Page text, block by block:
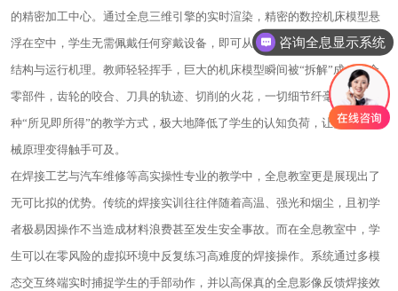
的精密加工中心。通过全息三维引擎的实时渲染，精密的数控机床模型悬
浮在空中，学生无需佩戴任何穿戴设备，即可从任意角度观察机床的内部
结构与运行机理。教师轻轻挥手，巨大的机床模型瞬间被“拆解”成一个个
零部件，齿轮的咬合、刀具的轨迹、切削的火花，一切细节纤毫毕现。这
种“所见即所得”的教学方式，极大地降低了学生的认知负荷，让复杂的机
械原理变得触手可及。
在焊接工艺与汽车维修等高实操性专业的教学中，全息教室更是展现出了
无可比拟的优势。传统的焊接实训往往伴随着高温、强光和烟尘，且初学
者极易因操作不当造成材料浪费甚至发生安全事故。而在全息教室中，学
生可以在零风险的虚拟环境中反复练习高难度的焊接操作。系统通过多模
态交互终端实时捕捉学生的手部动作，并以高保真的全息影像反馈焊接效
咨询全息显示系统